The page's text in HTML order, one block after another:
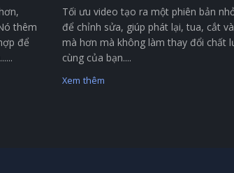
thêm
để
Tối ưu video tạo ra một phiên bản
để chỉnh sửa, giúp phát lại, tua, cắt
mà hơn mà không làm thay đổi chất
cùng của bạn....
Xem thêm